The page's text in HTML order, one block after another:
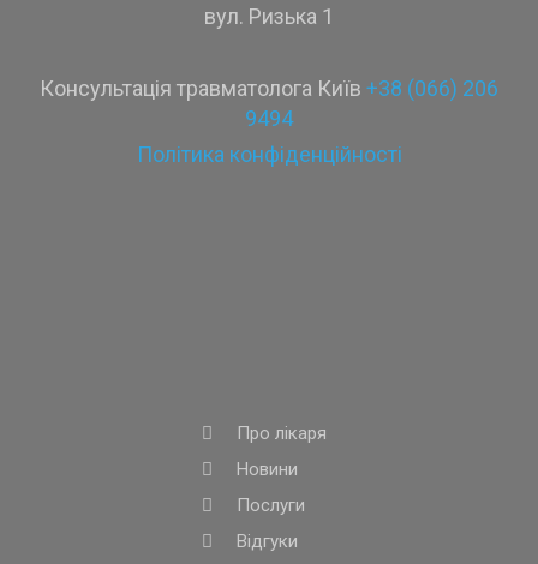
вул. Ризька 1
Консультація травматолога Київ +38 (066) 206
9494
Політика конфіденційності
Про лікаря
Новини
Послуги
Відгуки